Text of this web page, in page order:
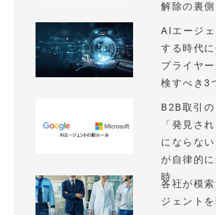
解除の裏
AIエージ
する時代
プライヤ
検すべき3
B2B取引
「発見さ
にならな
が自律的
時...
各社が模
ジェント